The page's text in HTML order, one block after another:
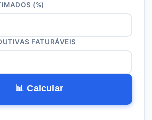
(%)
FATURÁVEIS
📊 Calcular